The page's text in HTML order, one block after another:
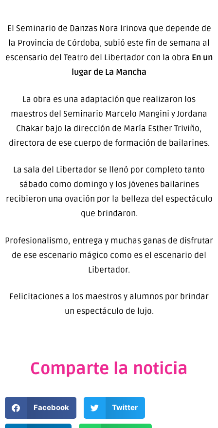
El Seminario de Danzas Nora Irinova que depende de
la Provincia de Córdoba, subió este fin de semana al
escensario del Teatro del Libertador con la obra En un
lugar de La Mancha
La obra es una adaptación que realizaron los
maestros del Seminario Marcelo Mangini y Jordana
Chakar bajo la dirección de María Esther Triviño,
directora de ese cuerpo de formación de bailarines.
La sala del Libertador se llenó por completo tanto
sábado como domingo y los jóvenes bailarines
recibieron una ovación por la belleza del espectáculo
que brindaron.
Profesionalismo, entrega y muchas ganas de disfrutar
de ese escenario mágico como es el escenario del
Libertador.
Felicitaciones a los maestros y alumnos por brindar
un espectáculo de lujo.
Comparte la noticia
Facebook Twitter